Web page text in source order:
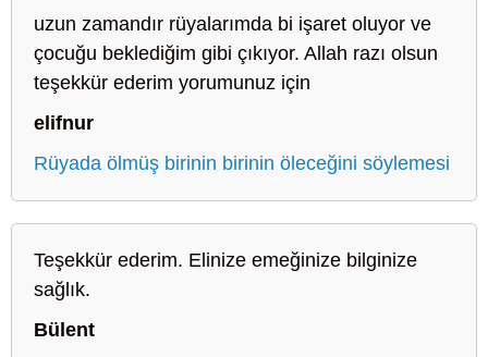
uzun zamandır rüyalarımda bi işaret oluyor ve
çocuğu beklediğim gibi çıkıyor. Allah razı olsun
teşekkür ederim yorumunuz için
elifnur
Rüyada ölmüş birinin birinin öleceğini söylemesi
Teşekkür ederim. Elinize emeğinize bilginize
sağlık.
Bülent